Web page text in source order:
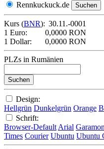
Rennkuckuck.de
Kurs (BNR): 30.11.-0001
1 Euro:
0,0000 RON
1 Dollar:
0,0000 RON
PLZs in Rumänien
Design:
Hellgrün Dunkelgrün Orange
Schrift:
Browser-Default Arial
Times Courier Ubuntu Ubuntu